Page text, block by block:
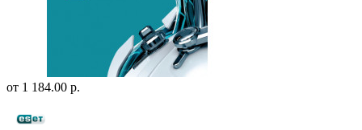
от 1 184.00 р.